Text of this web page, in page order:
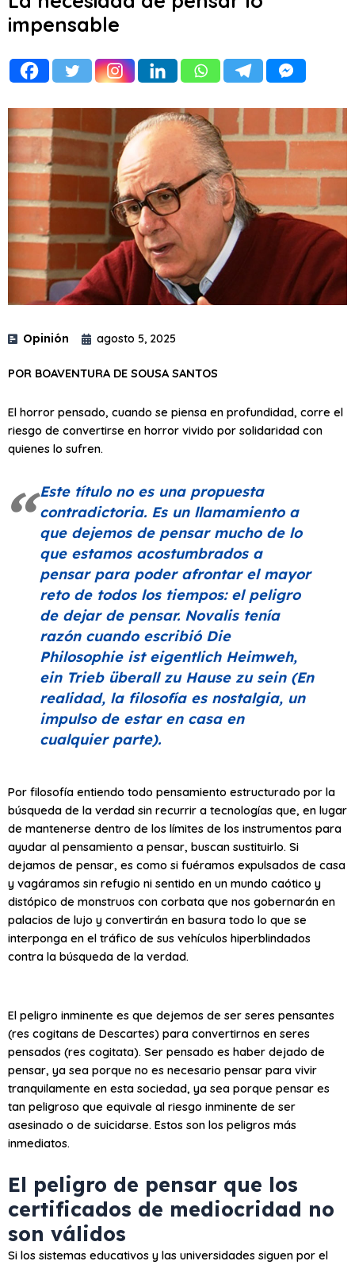
impensable
Opinión agosto 5, 2025
POR BOAVENTURA DE SOUSA SANTOS
El horror pensado, cuando se piensa en profundidad, corre el
riesgo de convertirse en horror vivido por solidaridad con
quienes lo sufren.
Este título no es una propuesta
contradictoria. Es un llamamiento a
que dejemos de pensar mucho de lo
que estamos acostumbrados a
pensar para poder afrontar el mayor
reto de todos los tiempos: el peligro
de dejar de pensar. Novalis tenía
razón cuando escribió Die
Philosophie ist eigentlich Heimweh,
ein Trieb überall zu Hause zu sein(En
realidad, la filosofía es nostalgia, un
impulso de estar en casa en
cualquier parte).
Por filosofía entiendo todo pensamiento estructurado por la
búsqueda de la verdad sin recurrir a tecnologías que, en lugar
de mantenerse dentro de los límites de los instrumentos para
ayudar al pensamiento a pensar, buscan sustituirlo. Si
dejamos de pensar, es como si fuéramos expulsados de casa
y vagáramos sin refugio ni sentido en un mundo caótico y
distópico de monstruos con corbata que nos gobernarán en
palacios de lujo y convertirán en basura todo lo que se
interponga en el tráfico de sus vehículos hiperblindados
contra la búsqueda de la verdad.
El peligro inminente es que dejemos de ser seres pensantes
(res cogitans de Descartes) para convertirnos en seres
pensados (res cogitata). Ser pensado es haber dejado de
pensar, ya sea porque no es necesario pensar para vivir
tranquilamente en esta sociedad, ya sea porque pensar es
tan peligroso que equivale al riesgo inminente de ser
asesinado o de suicidarse. Estos son los peligros más
inmediatos.
El peligro de pensar que los
certificados de mediocridad no
son válidos
Si los sistemas educativos y las universidades siguen por el